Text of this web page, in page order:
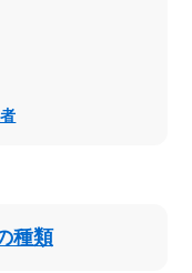
種類